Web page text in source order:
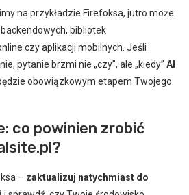
na przykładzie Firefoksa, jutro może
bibliotek
czy aplikacji mobilnych. Jeśli
pytanie brzmi nie „czy”, ale „kiedy” AI
obowiązkowym etapem Twojego
co powinien zrobić
– zaktualizuj natychmiast do